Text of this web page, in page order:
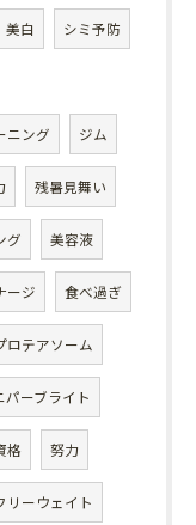
美白 シミ予防
ニング ジム
残暑見舞い
グ 美容液
ージ 食べ過ぎ
ロテアソーム
パーブライト
格 努力
リーウェイト